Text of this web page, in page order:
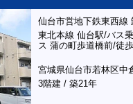
仙台市営地下鉄東西線
東北本線 仙台駅/バス
ス 蒲の町歩道橋前/徒
宮城県仙台市若林区中
3階建 / 築21年